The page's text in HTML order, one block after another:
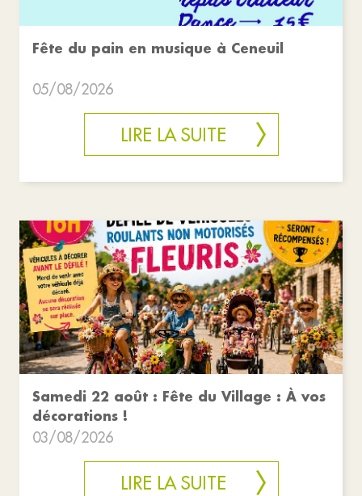
Fête du pain en musique à Ceneuil
05/08/2026
LIRE LA SUITE
Samedi 22 août : Fête du Village : À vos
décorations !
03/08/2026
LIRE LA SUITE